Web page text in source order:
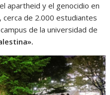
apartheid y el genocidio en
cerca de 2.000 estudiantes
de la universidad de